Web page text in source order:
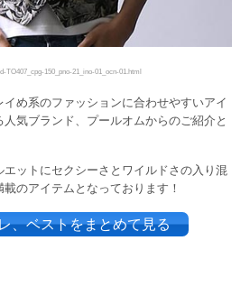
150_pno-21_ino-01_ocn-01.html
イめ系のファッションに合わせやすいアイ
気ブランド、プールオムからのご紹介と
ットにセクシーさとワイルドさの入り混
のアイテムとなっております！
、ベストをまとめて見る